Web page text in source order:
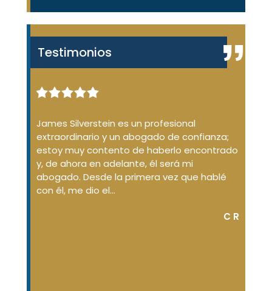
Testimonios
James Silverstein es un profesional
extraordinario y un abogado de confianza;
estoy muy contento de haberlo encontrado
y, de ahora en adelante, él será mi
abogado. Desde la primera vez que hablé
con él, me dio el...
C R